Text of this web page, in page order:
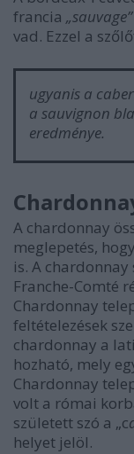
francia „sauvage”
vad. Ezzel a
ugyanis a
a sauvignon
eredménye.
A chardonnay
meglepetés,
is. A
Franche-Comté
Chardonnay
feltételezések
chardonnay a
hozható, mely
Chardonnay
volt a római
született szó a „c
helyet jelöl.